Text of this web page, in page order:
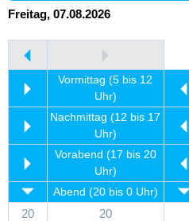
Freitag, 07.08.2026
Vormittag (5 bis 12
Uhr)
Nachmittag (12 bis 17
Uhr)
Vorabend (17 bis 20
Uhr)
Abend (20 bis 0 Uhr)
20
20